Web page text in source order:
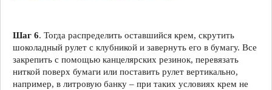
Шаг 6. Тогда распределить оставшийся крем, скрутить
шоколадный рулет с клубникой и завернуть его в бумагу. Все
закрепить с помощью канцелярских резинок, перевязать
ниткой поверх бумаги или поставить рулет вертикально,
например, в литровую банку – при таких условиях крем не